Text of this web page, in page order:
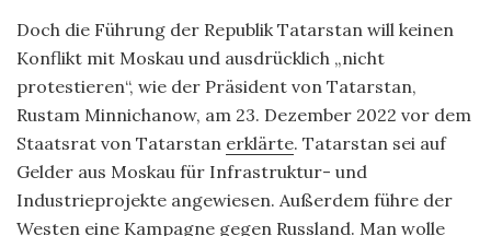
Doch die Führung der Republik Tatarstan will keinen
Konflikt mit Moskau und ausdrücklich „nicht
protestieren“, wie der Präsident von Tatarstan,
Rustam Minnichanow, am 23. Dezember 2022 vor dem
Staatsrat von Tatarstan erklärte. Tatarstan sei auf
Gelder aus Moskau für Infrastruktur- und
Industrieprojekte angewiesen. Außerdem führe der
Westen eine Kampagne gegen Russland. Man wolle